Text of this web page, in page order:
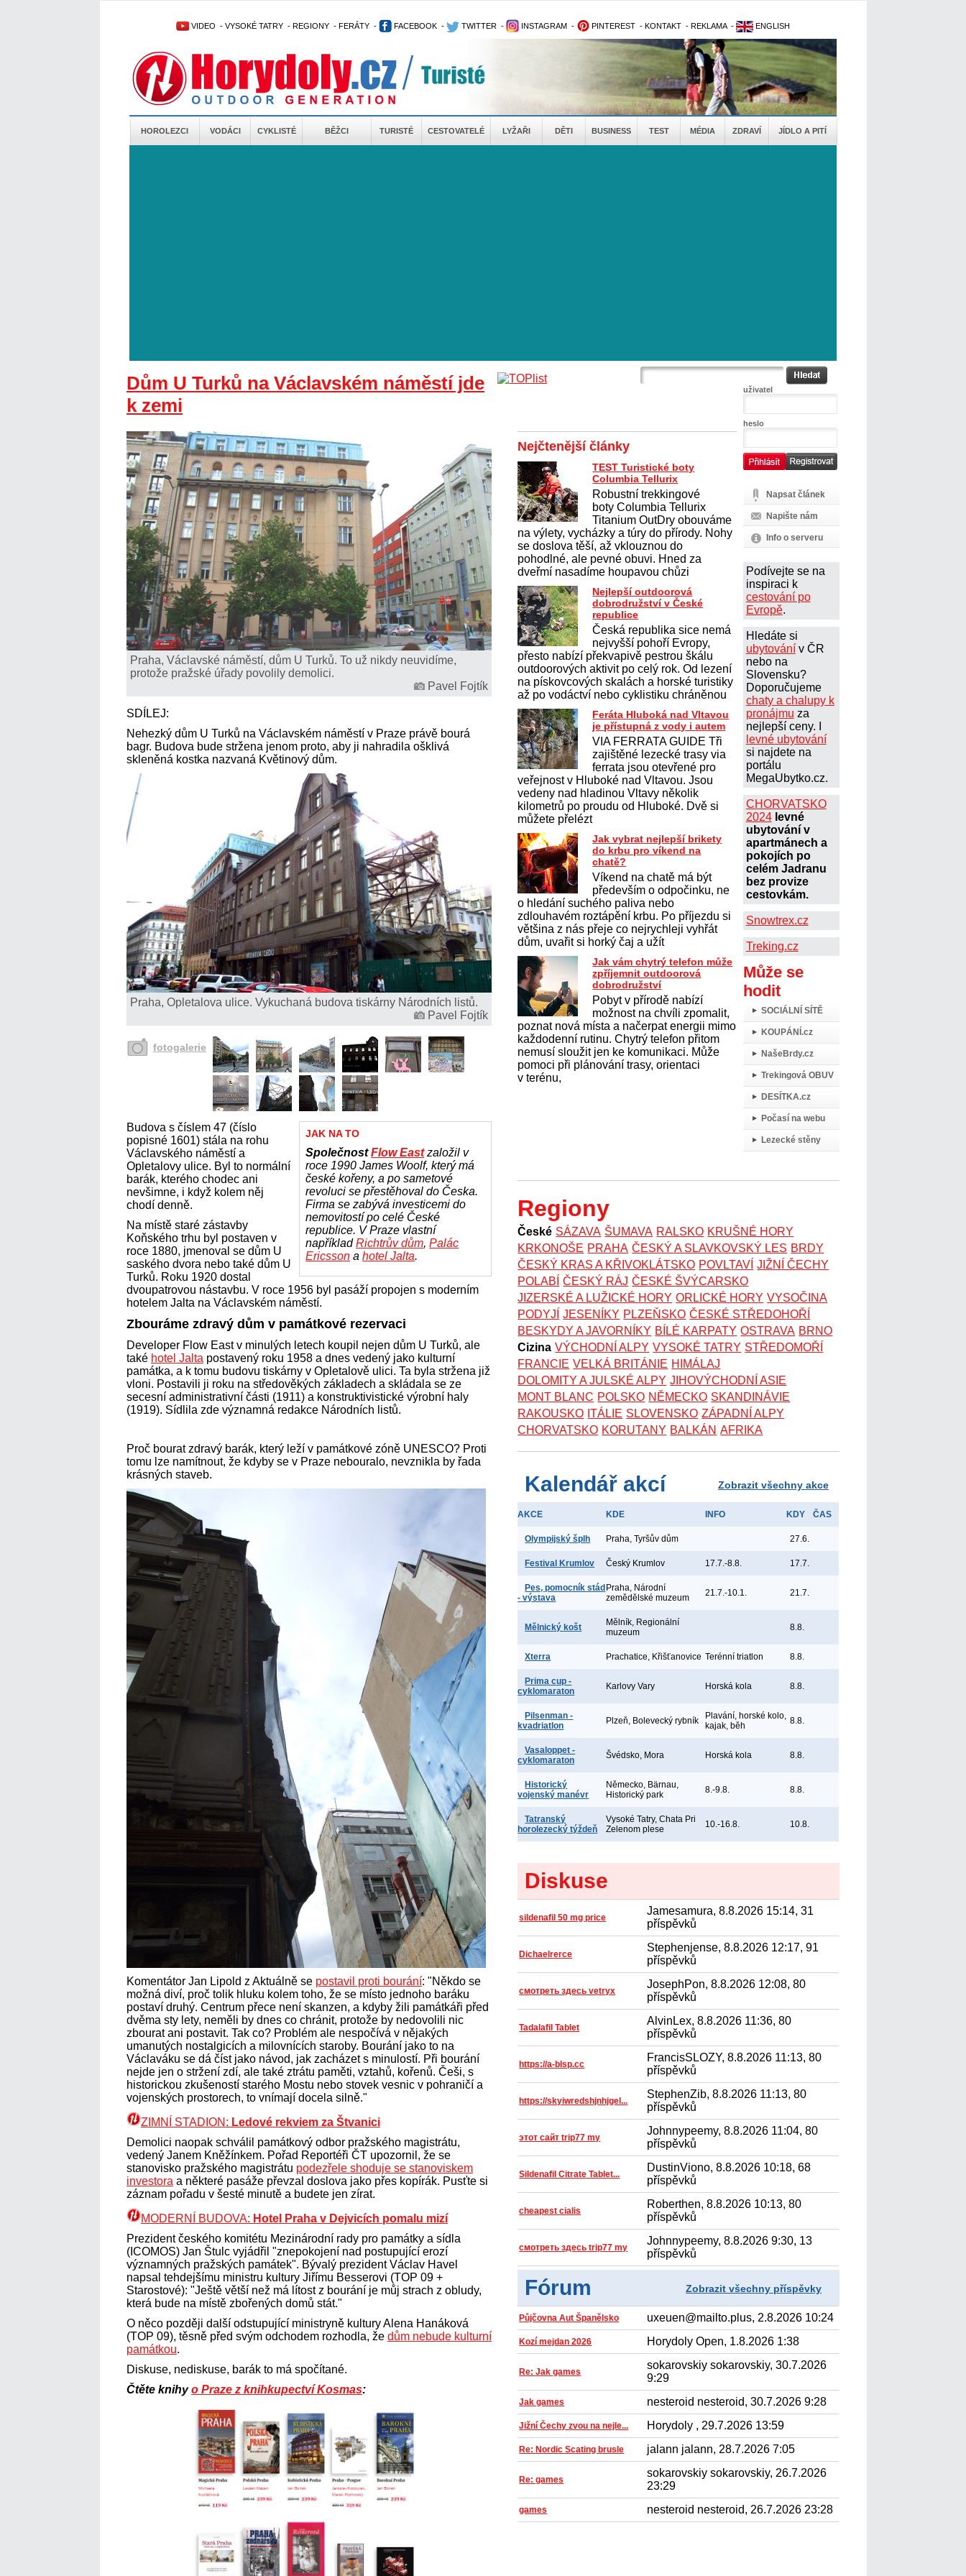
VIDEO - VYSOKÉ TATRY - REGIONY - FERÁTY - FACEBOOK - TWITTER - INSTAGRAM - PINTEREST - KONTAKT - REKLAMA - ENGLISH
HOROLEZCI VODÁCI CYKLISTÉ BĚŽCI TURISTÉ CESTOVATELÉ LYŽAŘI DĚTI BUSINESS TEST MÉDIA ZDRAVÍ JÍDLO A PITÍ
Dům U Turků na Václavském náměstí jde
k zemi
Praha, Václavské náměstí, dům U Turků. To už nikdy neuvidíme,
protože pražské úřady povolily demolici.
Pavel Fojtík
SDÍLEJ:
Nehezký dům U Turků na Václavském náměstí v Praze právě bourá
bagr. Budova bude stržena jenom proto, aby ji nahradila ošklivá
skleněná kostka nazvaná Květinový dům.
Praha, Opletalova ulice. Vykuchaná budova tiskárny Národních listů.
Pavel Fojtík
fotogalerie
JAK NA TO
SpolečnostFlow Eastzaložil v
roce 1990 James Woolf, který má
české kořeny, a po sametové
revoluci se přestěhoval do Česka.
Firma se zabývá investicemi do
nemovitostí po celé České
republice. V Praze vlastní
napříkladRichtrův dům,Palác
Ericsson ahotel Jalta.
Budova s číslem 47 (číslo
popisné 1601) stála na rohu
Václavského náměstí a
Opletalovy ulice. Byl to normální
barák, kterého chodec ani
nevšimne, i když kolem něj
chodí denně.
Na místě staré zástavby
Koňského trhu byl postaven v
roce 1880, jmenoval se dům U
saského dvora nebo také dům U
Turků. Roku 1920 dostal
dvoupatrovou nástavbu. V roce 1956 byl pasáží propojen s moderním
hotelem Jalta na Václavském náměstí.
Zbouráme zdravý dům v památkové rezervaci
Developer Flow East v minulých letech koupil nejen dům U Turků, ale
také hotel Jalta postavený roku 1958 a dnes vedený jako kulturní
památka, a k tomu budovu tiskárny v Opletalově ulici. Ta byla stržena již
vloni. Postavili ji roku na středověkých základech a skládala se ze
secesní administrativní části (1911) a konstruktivistické výrobní haly
(1919). Sídlila zde významná redakce Národních listů.
Proč bourat zdravý barák, který leží v památkové zóně UNESCO? Proti
tomu lze namítnout, že kdyby se v Praze nebouralo, nevznikla by řada
krásných staveb.
Komentátor Jan Lipold z Aktuálně se postavil proti bourání: "Někdo se
možná diví, proč tolik hluku kolem toho, že se místo jednoho baráku
postaví druhý. Centrum přece není skanzen, a kdyby žili památkáři před
dvěma sty lety, neměli by dnes co chránit, protože by nedovolili nic
zbourat ani postavit. Tak co? Problém ale nespočívá v nějakých
umanutých nostalgicích a milovnících staroby. Bourání jako to na
Václaváku se dá číst jako návod, jak zacházet s minulostí. Při bourání
nejde jen o stržení zdí, ale také ztrátu paměti, vztahů, kořenů. Češi, s
historickou zkušeností starého Mostu nebo stovek vesnic v pohraničí a
vojenských prostorech, to vnímají docela silně."
ZIMNÍ STADION: Ledové rekviem za Štvanici
Demolici naopak schválil památkový odbor pražského magistrátu,
vedený Janem Kněžínkem. Pořad Reportéři ČT upozornil, že se
stanovisko pražského magistrátu podezřele shoduje se stanoviskem
investora a některé pasáže převzal doslova jako přes kopírák. Pusťte si
záznam pořadu v šesté minutě a budete jen zírat.
MODERNÍ BUDOVA: Hotel Praha v Dejvicích pomalu mizí
Prezident českého komitétu Mezinárodní rady pro památky a sídla
(ICOMOS) Jan Štulc vyjádřil "znepokojení nad postupující erozí
významných pražských památek". Bývalý prezident Václav Havel
napsal tehdejšímu ministru kultury Jiřímu Besserovi (TOP 09 +
Starostové): "Ještě větší než má lítost z bourání je můj strach z obludy,
která bude na místě zbořených domů stát."
O něco později další odstupující ministryně kultury Alena Hanáková
(TOP 09), těsně před svým odchodem rozhodla, že dům nebude kulturní
památkou.
Diskuse, nediskuse, barák to má spočítané.
Čtěte knihyo Praze z knihkupectví Kosmas:
uživatel
heslo
Napsat článek
Napište nám
Info o serveru
Podívejte se na
inspiraci k
cestování po
Evropě.
Hledáte si
ubytovánív ČR
nebo na
Slovensku?
Doporučujeme
chaty a chalupy k
pronájmu za
nejlepší ceny. I
levné ubytování
si najdete na
portálu
MegaUbytko.cz.
CHORVATSKO
2024 levné
ubytování v
apartmánech a
pokojích po
celém Jadranu
bez provize
cestovkám.
Snowtrex.cz
Treking.cz
Může se
hodit
SOCIÁLNÍ SÍTĚ
KOUPÁNÍ.cz
NašeBrdy.cz
Trekingová OBUV
DESÍTKA.cz
Počasí na webu
Lezecké stěny
Nejčtenější články
TEST Turistické boty
Columbia Tellurix
Robustní trekkingové
boty Columbia Tellurix
Titanium OutDry obouváme
na výlety, vycházky a túry do přírody. Nohy
se doslova těší, až vklouznou do
pohodlné, ale pevné obuvi. Hned za
dveřmí nasadíme houpavou chůzi
Nejlepší outdoorová
dobrodružství v České
republice
Česká republika sice nemá
nejvyšší pohoří Evropy,
přesto nabízí překvapivě pestrou škálu
outdoorových aktivit po celý rok. Od lezení
na pískovcových skalách a horské turistiky
až po vodáctví nebo cyklistiku chráněnou
Feráta Hluboká nad Vltavou
je přístupná z vody i autem
VIA FERRATA GUIDE Tři
zajištěné lezecké trasy via
ferrata jsou otevřené pro
veřejnost v Hluboké nad Vltavou. Jsou
vedeny nad hladinou Vltavy několik
kilometrů po proudu od Hluboké. Dvě si
můžete přelézt
Jak vybrat nejlepší brikety
do krbu pro víkend na
chatě?
Víkend na chatě má být
především o odpočinku, ne
o hledání suchého paliva nebo
zdlouhavém roztápění krbu. Po příjezdu si
většina z nás přeje co nejrychleji vyhřát
dům, uvařit si horký čaj a užít
Jak vám chytrý telefon může
zpříjemnit outdoorová
dobrodružství
Pobyt v přírodě nabízí
možnost na chvíli zpomalit,
poznat nová místa a načerpat energii mimo
každodenní rutinu. Chytrý telefon přitom
nemusí sloužit jen ke komunikaci. Může
pomoci při plánování trasy, orientaci
v terénu,
Regiony
České SÁZAVA ŠUMAVA RALSKO KRUŠNÉ HORY
KRKONOŠE PRAHA ČESKÝ A SLAVKOVSKÝ LES BRDY
ČESKÝ KRAS A KŘIVOKLÁTSKO POVLTAVÍ JIŽNÍ ČECHY
POLABÍ
ČESKÝ RÁJ ČESKÉ ŠVÝCARSKO
JIZERSKÉ A LUŽICKÉ HORY ORLICKÉ HORY VYSOČINA
PODYJÍ
JESENÍKY PLZEŇSKO ČESKÉ STŘEDOHOŘÍ
BESKYDY A JAVORNÍKY BÍLÉ KARPATY OSTRAVA BRNO
Cizina VÝCHODNÍ ALPY VYSOKÉ TATRY STŘEDOMOŘÍ
FRANCIE VELKÁ BRITÁNIE HIMÁLAJ
DOLOMITY A JULSKÉ ALPY JIHOVÝCHODNÍ ASIE
MONT BLANC POLSKO NĚMECKO SKANDINÁVIE
RAKOUSKO ITÁLIE SLOVENSKO ZÁPADNÍ ALPY
CHORVATSKO KORUTANY BALKÁN AFRIKA
Kalendář akcí Zobrazit všechny akce
AKCE KDE INFO KDY ČAS
Olympijský šplh Praha, Tyršův dům 27.6.
Festival Krumlov Český Krumlov 17.7.-8.8. 17.7.
Pes, pomocník stád
- výstava
Praha, Národní
zemědělské muzeum
21.7.-10.1. 21.7.
Mělnický košt
Mělník, Regionální
muzeum
8.8.
Xterra Prachatice, Křišťanovice Terénní triatlon 8.8.
Prima cup -
cyklomaraton
Karlovy Vary Horská kola 8.8.
Pilsenman -
kvadriatlon
Plzeň, Bolevecký rybník
Plavání, horské kolo,
kajak, běh
8.8.
Vasaloppet -
cyklomaraton
Švédsko, Mora Horská kola 8.8.
Historický
vojenský manévr
Německo, Bärnau,
Historický park
8.-9.8. 8.8.
Tatranský
horolezecký týždeň
Vysoké Tatry, Chata Pri
Zelenom plese
10.-16.8. 10.8.
Diskuse
sildenafil 50 mg price
Jamesamura, 8.8.2026 15:14, 31
příspěvků
Dichaelrerce
Stephenjense, 8.8.2026 12:17, 91
příspěvků
смотреть здесь vetryx
JosephPon, 8.8.2026 12:08, 80
příspěvků
Tadalafil Tablet
AlvinLex, 8.8.2026 11:36, 80
příspěvků
https://a-blsp.cc
FrancisSLOZY, 8.8.2026 11:13, 80
příspěvků
https://skyiwredshjnhjgel...
StephenZib, 8.8.2026 11:13, 80
příspěvků
этот сайт trip77 my
Johnnypeemy, 8.8.2026 11:04, 80
příspěvků
Sildenafil Citrate Tablet...
DustinViono, 8.8.2026 10:18, 68
příspěvků
cheapest cialis
Roberthen, 8.8.2026 10:13, 80
příspěvků
смотреть здесь trip77 my
Johnnypeemy, 8.8.2026 9:30, 13
příspěvků
Fórum Zobrazit všechny příspěvky
Půjčovna Aut Španělsko uxeuen@mailto.plus, 2.8.2026 10:24
Kozí mejdan 2026 Horydoly Open, 1.8.2026 1:38
Re: Jak games
sokarovskiy sokarovskiy, 30.7.2026
9:29
Jak games nesteroid nesteroid, 30.7.2026 9:28
Jižní Čechy zvou na nejle... Horydoly , 29.7.2026 13:59
Re: Nordic Scating brusle jalann jalann, 28.7.2026 7:05
Re: games
sokarovskiy sokarovskiy, 26.7.2026
23:29
games nesteroid nesteroid, 26.7.2026 23:28